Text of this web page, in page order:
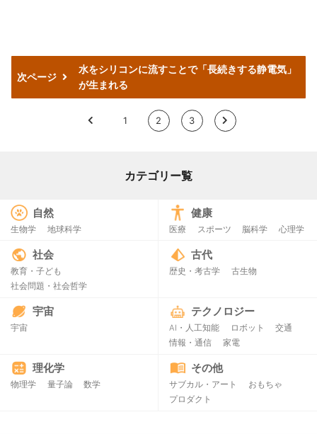
次ページ
水をシリコンに流すことで「長続きする静電気」
が生まれる
< 1 2 3 >
カテゴリー覧
自然
生物学 地球科学
健康
医療 スポーツ 脳科学 心理学
社会
教育・子ども
社会問題・社会哲学
古代
歴史・考古学 古生物
宇宙
宇宙
テクノロジー
AI・人工知能 ロボット
交通
情報・通信
家電
理化学
物理学 量子論 数学
その他
サブカル・アート
おもちゃ
プロダクト